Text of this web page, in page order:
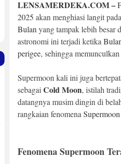
LENSAMERDEKA.COM–
2025 akan menghiasi langit
Bulan yang tampak lebih besar
astronomi ini terjadi ketika
perigee, sehingga
Supermoon kali ini juga
sebagai Cold Moon, istilah
datangnya musim dingin di
rangkaian fenomena Supermoon
Fenomena Supermoon